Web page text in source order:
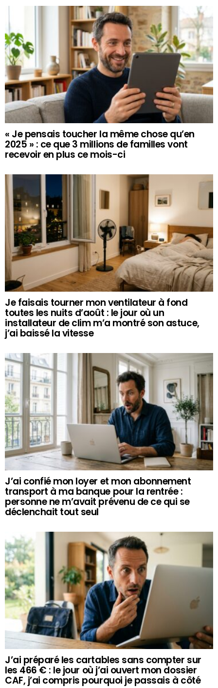
« Je pensais toucher la même chose qu’en
2025 » : ce que 3 millions de familles vont
recevoir en plus ce mois-ci
Je faisais tourner mon ventilateur à fond
toutes les nuits d’août : le jour où un
installateur de clim m’a montré son astuce,
j’ai baissé la vitesse
J’ai confié mon loyer et mon abonnement
transport à ma banque pour la rentrée :
personne ne m’avait prévenu de ce qui se
déclenchait tout seul
J’ai préparé les cartables sans compter sur
les 466 € : le jour où j’ai ouvert mon dossier
CAF, j’ai compris pourquoi je passais à côté